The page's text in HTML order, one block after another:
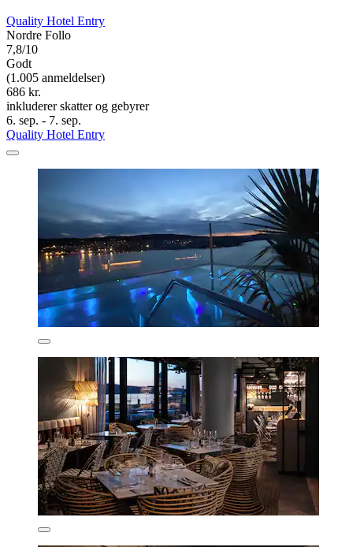
Quality Hotel Entry
Nordre Follo
7,8/10
Godt
(1.005 anmeldelser)
686 kr.
inkluderer skatter og gebyrer
6. sep. - 7. sep.
Quality Hotel Entry